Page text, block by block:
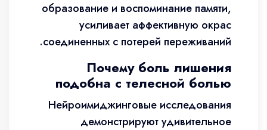
образование и воспоминание памяти,
усиливает аффективную окрас
соединенных с потерей переживаний.
Почему боль лишения
подобна с телесной болью
Нейроимиджинговые исследования
демонстрируют удивительное